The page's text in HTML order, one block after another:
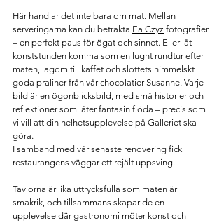
Här handlar det inte bara om mat. Mellan
serveringarna kan du betrakta Ea Czyz fotografier
– en perfekt paus för ögat och sinnet. Eller låt
konststunden komma som en lugnt rundtur efter
maten, lagom till kaffet och slottets himmelskt
goda praliner från vår chocolatier Susanne. Varje
bild är en ögonblicksbild, med små historier och
reflektioner som låter fantasin flöda – precis som
vi vill att din helhetsupplevelse på Galleriet ska
göra.
I samband med vår senaste renovering fick
restaurangens väggar ett rejält uppsving.
Tavlorna är lika uttrycksfulla som maten är
smakrik, och tillsammans skapar de en
upplevelse där gastronomi möter konst och